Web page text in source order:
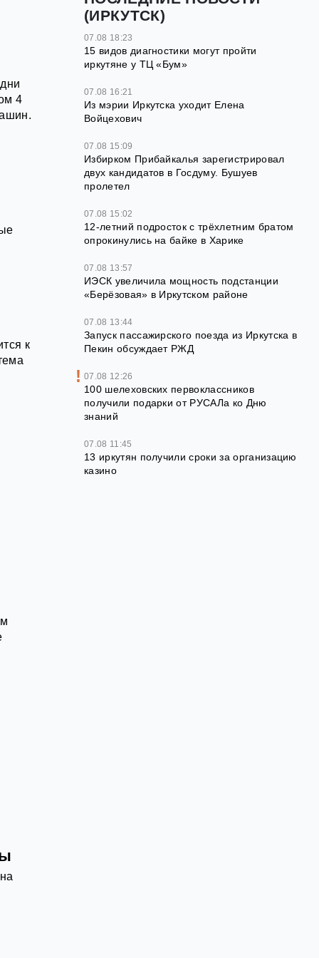
4
к
(ИРКУТСК)
07.08 18:23
15 видов диагностики могут пройти
иркутяне у ТЦ «Бум»
07.08 16:21
Из мэрии Иркутска уходит Елена
Войцехович
07.08 15:09
Избирком Прибайкалья зарегистрировал
двух кандидатов в Госдуму. Бушуев
пролетел
07.08 15:02
12‑летний подросток с трёхлетним братом
опрокинулись на байке в Харике
07.08 13:57
ИЭСК увеличила мощность подстанции
«Берёзовая» в Иркутском районе
07.08 13:44
Запуск пассажирского поезда из Иркутска в
Пекин обсуждает РЖД
07.08 12:26
100 шелеховских первоклассников
получили подарки от РУСАЛа ко Дню
знаний
07.08 11:45
13 иркутян получили сроки за организацию
казино